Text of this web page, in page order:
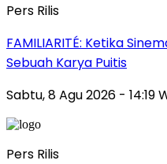
Pers Rilis
FAMILIARITÉ: Ketika
Sebuah Karya Puitis
Sabtu, 8 Agu 2026 - 14:19
Pers Rilis